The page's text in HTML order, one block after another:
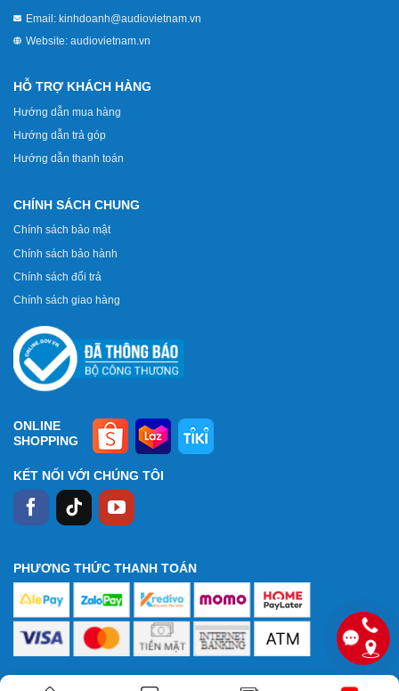
Email: kinhdoanh@audiovietnam.vn
Website: audiovietnam.vn
HỖ TRỢ KHÁCH HÀNG
Hướng dẫn mua hàng
Hướng dẫn trả góp
Hướng dẫn thanh toán
CHÍNH SÁCH CHUNG
Chính sách bảo mật
Chính sách bảo hành
Chính sách đổi trả
Chính sách giao hàng
ONLINE
SHOPPING
KẾT NỐI VỚI CHÚNG TÔI
PHƯƠNG THỨC THANH TOÁN